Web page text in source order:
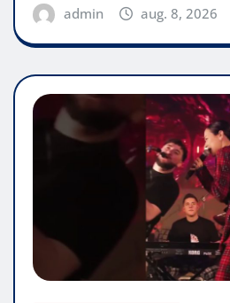
admin aug. 8, 2026